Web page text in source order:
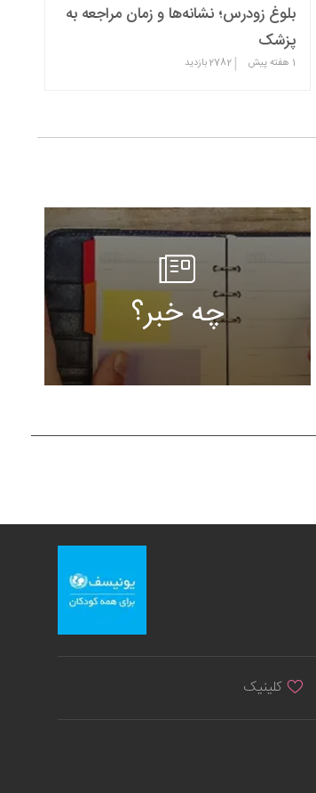
بلوغ زودرس؛ نشانه‌ها و زمان مراجعه به
پزشک
1 هفته پیش |
2782بازدید
چه خبر؟
کلینیک